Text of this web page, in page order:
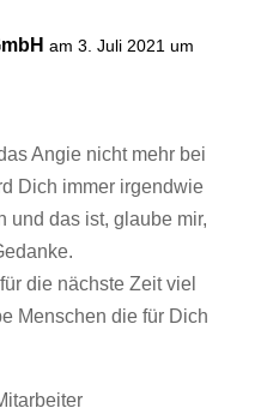
am 3. Juli 2021 um
Angie nicht mehr bei
Dich immer irgendwie
und das ist, glaube mir,
die nächste Zeit viel
Menschen die für Dich